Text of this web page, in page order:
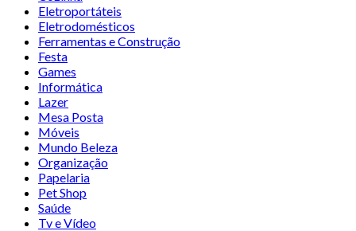
Eletroportáteis
Eletrodomésticos
Ferramentas e Construção
Festa
Games
Informática
Lazer
Mesa Posta
Móveis
Mundo Beleza
Organização
Papelaria
Pet Shop
Saúde
Tv e Vídeo